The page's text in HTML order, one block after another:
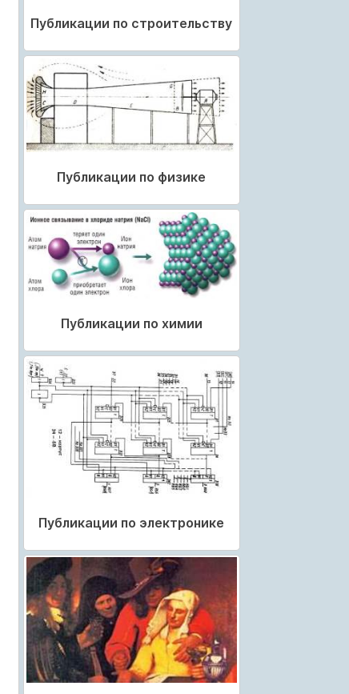
Публикации по строительству
Публикации по физике
Публикации по химии
Публикации по электронике